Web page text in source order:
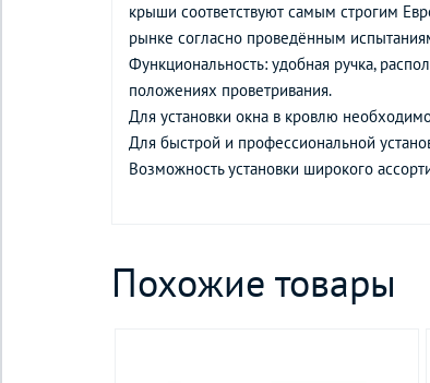
крыши соответствуют самым строгим
рынке согласно проведённым
Функциональность: удобная ручка,
положениях проветривания.
Для установки окна в кровлю
Для быстрой и профессиональной
Возможность установки широкого
Похожие товары